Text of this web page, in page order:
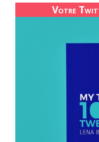
Votre